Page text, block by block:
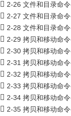
2-26 文件和目录命
2-27 文件和目录命
2-28 文件和目录命
2-29 拷贝和移动命
2-30 拷贝和移动命
2-31 拷贝和移动命
2-32 拷贝和移动命
2-33 拷贝和移动命
2-34 拷贝和移动命
2-35 拷贝和移动命